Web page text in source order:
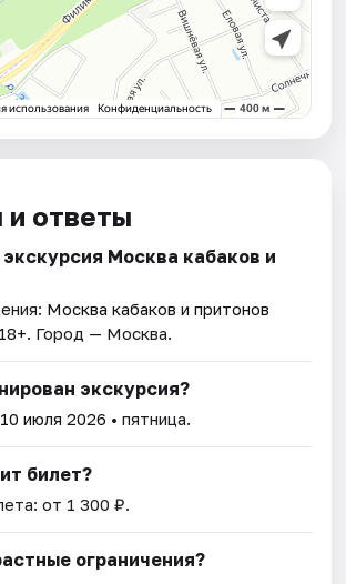
ответы
Москва кабаков и
Москва кабаков и притонов
. Город — Москва.
экскурсия?
10 июля 2026 • пятница.
билет?
от 1 300 ₽.
ограничения?